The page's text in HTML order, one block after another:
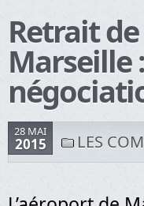
Retrait
Marseille
28 MAI
2015 LES